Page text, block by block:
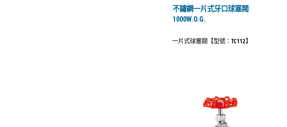
不鏽鋼一片式牙口球塞閥
1000W.O.G.
一片式球塞閥【型號：TC112】